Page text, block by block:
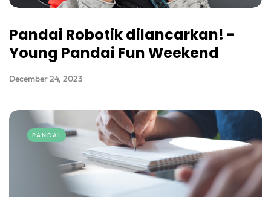
Pandai Robotik dilancarkan! -
Young Pandai Fun Weekend
December 24, 2023
PANDAI